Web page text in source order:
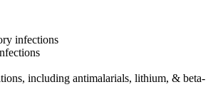
infections
including antimalarials, lithium, & beta-